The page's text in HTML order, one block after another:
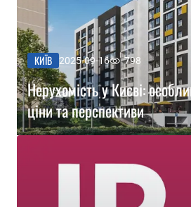
КИЇВ 2025-09-16 798
Нерухомість у Києві:
ціни та перспективи